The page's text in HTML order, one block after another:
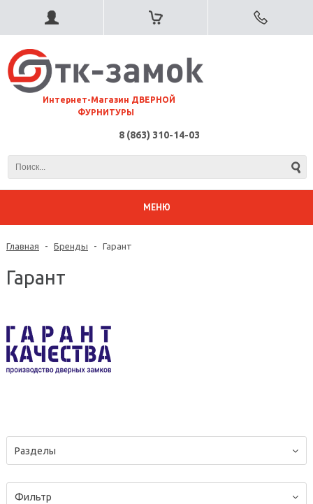
⠀Интернет-Магазин ДВЕРНОЙ
ФУРНИТУРЫ
8 (863) 310-14-03
МЕНЮ
Главная - Бренды - Гарант
Гарант
Разделы
Фильтр